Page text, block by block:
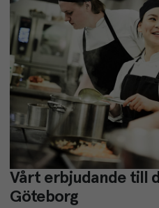
Vårt erbjudande till
Göteborg